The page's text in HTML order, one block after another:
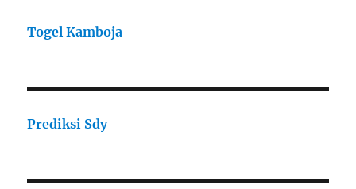
Togel Kamboja
Prediksi Sdy